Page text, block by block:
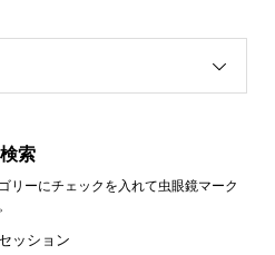
索
リーにチェックを入れて虫眼鏡マーク
ッション